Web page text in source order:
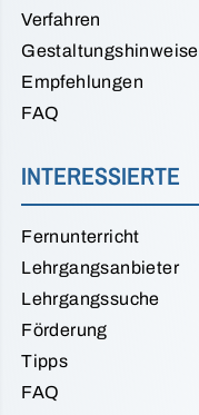
Verfahren
Gestaltungshinweise
Empfehlungen
FAQ
INTERESSIERTE
Fernunterricht
Lehrgangsanbieter
Lehrgangssuche
Förderung
Tipps
FAQ